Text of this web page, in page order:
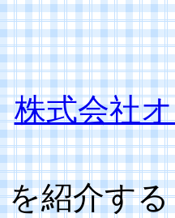
株式会社
を紹介す